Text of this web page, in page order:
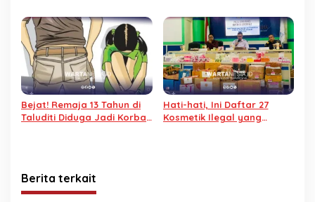
Berulang
Bejat! Remaja 13 Tahun di
Taluditi Diduga Jadi Korban
Hati-hati, Ini Daftar 27
Kosmetik Ilegal yang
Berita terkait